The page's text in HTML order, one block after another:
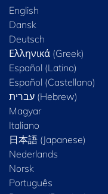
English
Dansk
Deutsch
Ελληνικά (Greek)
Español (Latino)
Español (Castellano)
Magyar
Italiano
日本語 (Japanese)
Nederlands
Norsk
Português